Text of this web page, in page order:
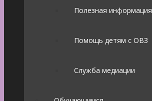
Полезная информация
Помощь детям с ОВЗ
Служба медиации